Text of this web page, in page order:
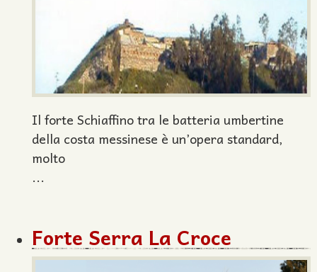
Il forte Schiaffino tra le batteria umbertine
della costa messinese è un’opera standard,
molto
...
Forte Serra La Croce